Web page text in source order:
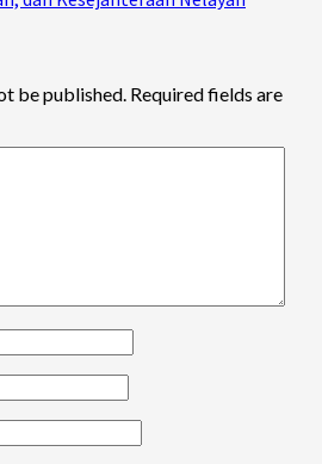
be published. Required fields are